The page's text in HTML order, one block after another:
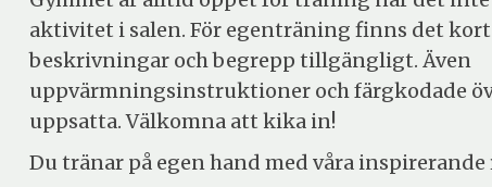
aktivitet i salen. För egenträning finns det
beskrivningar och begrepp tillgängligt. Även
uppvärmningsinstruktioner och färgkodade
uppsatta. Välkomna att kika in!
Du tränar på egen hand med våra inspirerande